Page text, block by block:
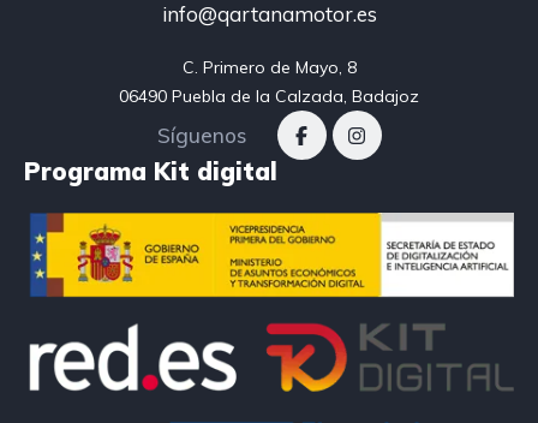
info@qartanamotor.es
C. Primero de Mayo, 8
06490 Puebla de la Calzada, Badajoz
Síguenos
Programa Kit digital